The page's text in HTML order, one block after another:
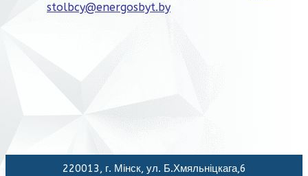
stolbcy@energosbyt.by
220013, г. Мінск, ул. Б.Хмяльніцкага,6